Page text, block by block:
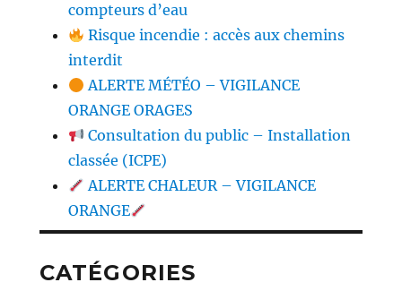
compteurs d’eau
Risque incendie : accès aux chemins
interdit
ALERTE MÉTÉO – VIGILANCE
ORANGE ORAGES
Consultation du public – Installation
classée (ICPE)
ALERTE CHALEUR – VIGILANCE
ORANGE
CATÉGORIES